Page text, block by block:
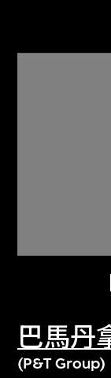
巴馬丹
(P&T Group)
关于M+
探索世界
文化藏品。